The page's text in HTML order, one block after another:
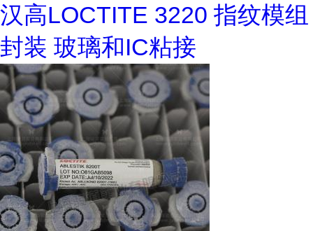
汉高LOCTITE 3220 指纹模组
封装 玻璃和IC粘接